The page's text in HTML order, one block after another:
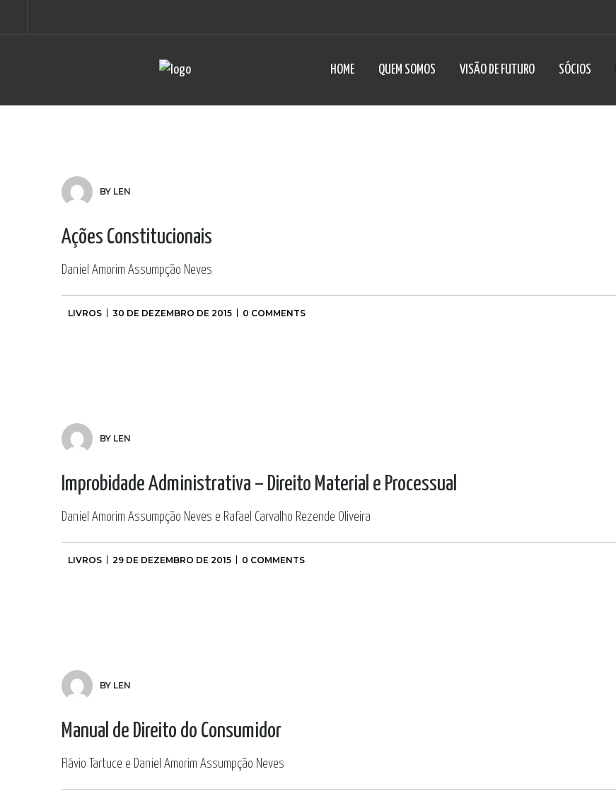
HOME QUEM SOMOS VISÃO DE FUTURO SÓCIOS
BY LEN
Ações Constitucionais
Daniel Amorim Assumpção Neves
LIVROS 30 DE DEZEMBRO DE 2015 0 COMMENTS
BY LEN
Improbidade Administrativa – Direito Material e Processual
Daniel Amorim Assumpção Neves e Rafael Carvalho Rezende Oliveira
LIVROS 29 DE DEZEMBRO DE 2015 0 COMMENTS
BY LEN
Manual de Direito do Consumidor
Flávio Tartuce e Daniel Amorim Assumpção Neves